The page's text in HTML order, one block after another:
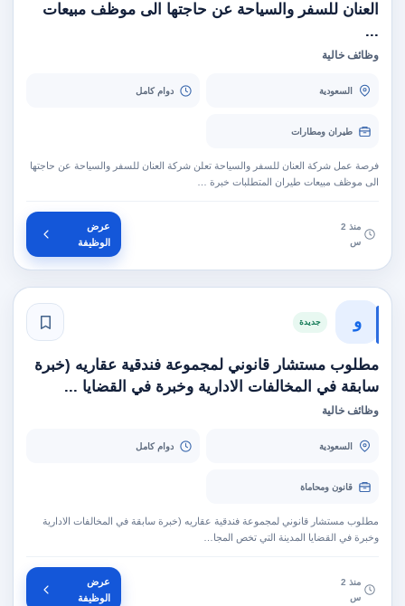
العنان للسفر والسياحة عن حاجتها الى موظف مبيعات
...
وظائف خالية
السعودية دوام كامل
طيران ومطارات
فرصة عمل شركة العنان للسفر والسياحة تعلن شركة العنان للسفر والسياحة عن حاجتها
الى موظف مبيعات طيران المتطلبات خبرة …
منذ 2
س
عرض
الوظيفة
و جديدة
مطلوب مستشار قانوني لمجموعة فندقية عقاريه (خبرة
سابقة في المخالفات الادارية وخبرة في القضايا ...
وظائف خالية
السعودية دوام كامل
قانون ومحاماة
مطلوب مستشار قانوني لمجموعة فندقية عقاريه (خبرة سابقة في المخالفات الادارية
وخبرة في القضايا المدينة التي تخص المجا…
منذ 2
س
عرض
الوظيفة